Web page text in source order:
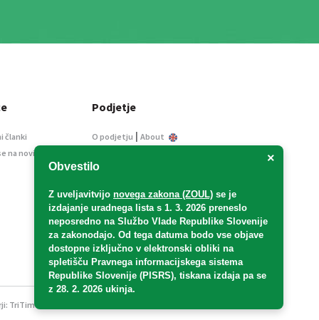
×
Obvestilo
Z uveljavitvijo novega zakona (ZOUL) se je
izdajanje uradnega lista s 1. 3. 2026 preneslo
neposredno na Službo Vlade Republike Slovenije
za zakonodajo. Od tega datuma bodo vse objave
dostopne izključno v elektronski obliki na
spletišču Pravnega informacijskega sistema
Republike Slovenije (PISRS), tiskana izdaja pa se
z 28. 2. 2026 ukinja.
članki
na novice
Podjetje
O podjetju | About
Informacije javnega
Oglaševanje
Splošni pogoji
Izjava o varstvu osebnih
podatkov
E-dražbe
TriTim spletna agencija